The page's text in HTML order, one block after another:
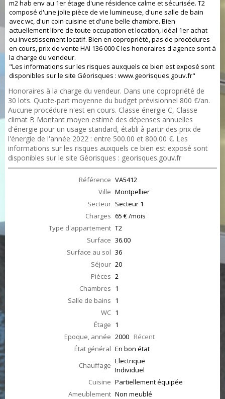
m2 hab env au 1er étage d'une résidence calme et sécurisée. T2
composé d'une jolie pièce de vie lumineuse, d'une salle de bain
avec wc, d'un coin cuisine et d'une belle chambre. Bien
actuellement libre de toute occupation et location, idéal 1er achat
ou investissement locatif. Bien en copropriété, pas de procédures
en cours, prix de vente HAI 136 000 € les honoraires d'agence sont à
la charge du vendeur.
"Les informations sur les risques auxquels ce bien est exposé sont
disponibles sur le site Géorisques : www.georisques.gouv.fr"
Honoraires à la charge du vendeur. Dans une copropriété de
30 lots. Quote-part moyenne du budget prévisionnel 800 €/an.
Aucune procédure n'est en cours. Classe énergie C, Classe
climat B Montant moyen estimé des dépenses annuelles
d'énergie pour un usage standard, établi à partir des prix de
l'énergie de l'année 2022 : entre 500.00 et 800.00 €. Les
informations sur les risques auxquels ce bien est exposé sont
disponibles sur le site Géorisques : georisques.gouv.fr
Référence VA5412
Ville Montpellier
Secteur Secteur 1
Charges 65 € /mois
Type d'appartement T2
Surface 36.00
Surface au sol 36
Séjour 20
Pièces 2
Chambres 1
Salle de bains 1
WC 1
Étage 1
Epoque, année 2000 Récent
État général En bon état
Chauffage Electrique
Individuel
Cuisine Partiellement équipée
Ameublement Non meublé